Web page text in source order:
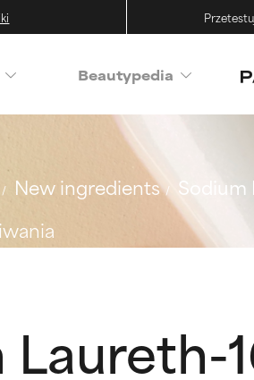
Beautypedia
New ingredients
Sodium